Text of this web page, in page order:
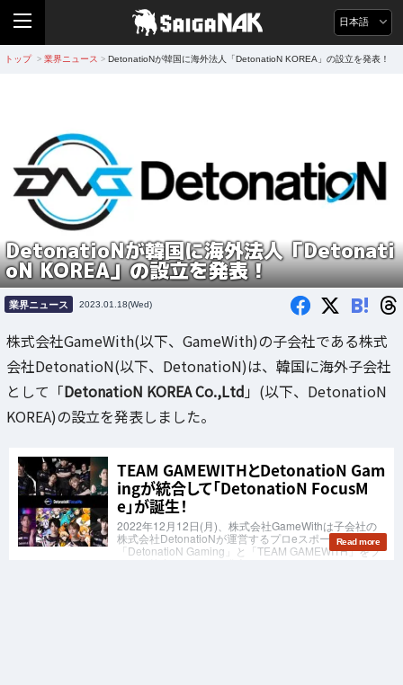
日本語
トップ > 業界ニュース > DetonatioNが韓国に海外法人「DetonatioN KOREA」の設立を発表！
DetonatioNが韓国に海外法人「Detonati
oN KOREA」の設立を発表！
業界ニュース 2023.01.18(Wed) B!
株式会社GameWith(以下、GameWith)の子会社である株式
会社DetonatioN(以下、DetonatioN)は、韓国に海外子会社
として「DetonatioN KOREA Co.,Ltd 」(以下、DetonatioN
KOREA)の設立を発表しました。